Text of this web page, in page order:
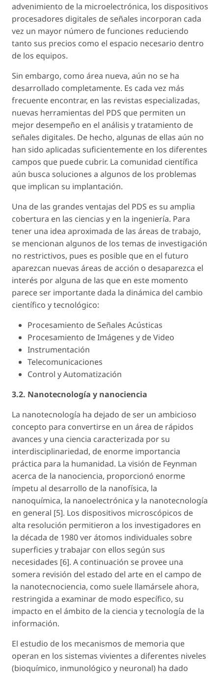
advenimiento de la microelectrónica, los dispositivos
procesadores digitales de señales incorporan cada
vez un mayor número de funciones reduciendo
tanto sus precios como el espacio necesario dentro
de los equipos.
Sin embargo, como área nueva, aún no se ha
desarrollado completamente. Es cada vez más
frecuente encontrar, en las revistas especializadas,
nuevas herramientas del PDS que permiten un
mejor desempeño en el análisis y tratamiento de
señales digitales. De hecho, algunas de ellas aún no
han sido aplicadas suficientemente en los diferentes
campos que puede cubrir. La comunidad científica
aún busca soluciones a algunos de los problemas
que implican su implantación.
Una de las grandes ventajas del PDS es su amplia
cobertura en las ciencias y en la ingeniería. Para
tener una idea aproximada de las áreas de trabajo,
se mencionan algunos de los temas de investigación
no restrictivos, pues es posible que en el futuro
aparezcan nuevas áreas de acción o desaparezca el
interés por alguna de las que en este momento
parece ser importante dada la dinámica del cambio
científico y tecnológico:
Procesamiento de Señales Acústicas
Procesamiento de Imágenes y de Video
Instrumentación
Telecomunicaciones
Control y Automatización
3.2. Nanotecnología y nanociencia
La nanotecnología ha dejado de ser un ambicioso
concepto para convertirse en un área de rápidos
avances y una ciencia caracterizada por su
interdisciplinariedad, de enorme importancia
práctica para la humanidad. La visión de Feynman
acerca de la nanociencia, proporcionó enorme
ímpetu al desarrollo de la nanofísica, la
nanoquímica, la nanoelectrónica y la nanotecnología
en general [5]. Los dispositivos microscópicos de
alta resolución permitieron a los investigadores en
la década de 1980 ver átomos individuales sobre
superficies y trabajar con ellos según sus
necesidades [6]. A continuación se provee una
somera revisión del estado del arte en el campo de
la nanotecnociencia, como suele llamársele ahora,
restringida a examinar de modo específico, su
impacto en el ámbito de la ciencia y tecnología de la
información.
El estudio de los mecanismos de memoria que
operan en los sistemas vivientes a diferentes niveles
(bioquímico, inmunológico y neuronal) ha dado